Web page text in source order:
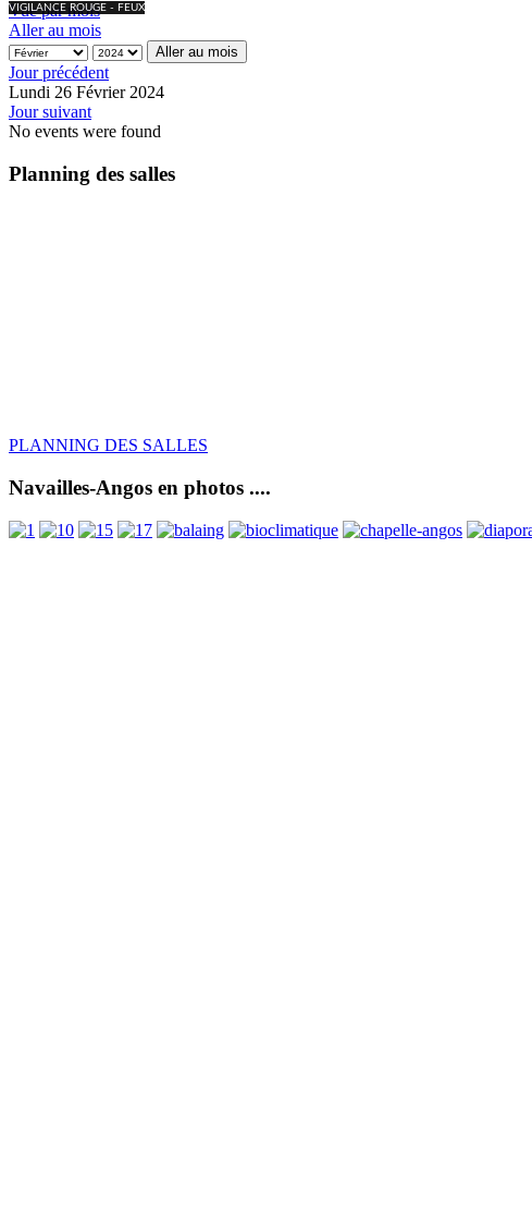
VIGILANCE ROUGE - FEUX
Vue par mois
Aller au mois
Aller au mois
Jour précédent
Lundi 26 Février 2024
Jour suivant
No events were found
Planning des salles
PLANNING DES SALLES
Navailles-Angos en photos ....